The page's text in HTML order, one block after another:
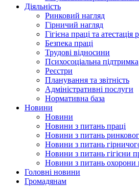
Діяльність
Ринковий нагляд
Гірничий нагляд
Гігієна праці та атестація
Безпека праці
Трудові відносини
Психосоціальна підтримка
Реєстри
Планування та звітність
Адміністративні послуги
Нормативна база
Новини
Новини
Новини з питань праці
Новини з питань
Новини з питань
Новини з питань гігієни
Новини з питань охорони
Головні новини
Громадянам